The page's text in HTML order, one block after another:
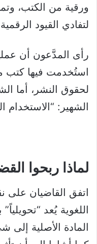
ورقية من الكتب،
لتفادي القيود
رأى المدَّعون أن
استُخدمت فيها كتب
لحقوق النشر، أما
الشهير: “الاستخدام
لماذا ربحوا
اتفق القاضيان على
اللغوية يُعد
المادة الأصلية